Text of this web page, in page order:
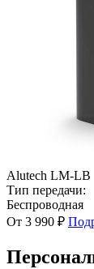
Alutech LM-LB
Тип передачи:
Беспроводная
От 3 990 ₽